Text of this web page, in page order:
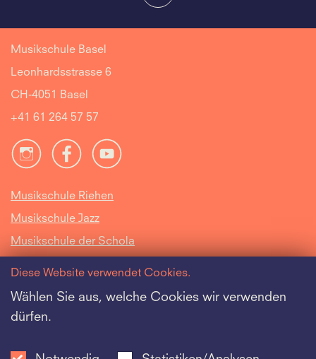
Musikschule Basel
Leonhardsstrasse 6
CH-4051 Basel
+41 61 264 57 57
Musikschule Riehen
Musikschule Jazz
Musikschule der Schola
Intranet
Offene Stellen
Diese Website verwendet Cookies.
Wählen Sie aus, welche Cookies wir verwenden
dürfen.